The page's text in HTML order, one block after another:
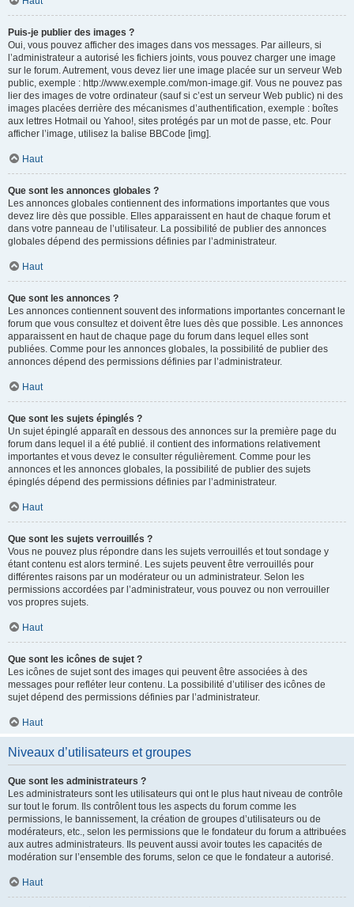
Puis-je publier des images ?
Oui, vous pouvez afficher des images dans vos messages. Par ailleurs, si
l’administrateur a autorisé les fichiers joints, vous pouvez charger une image
sur le forum. Autrement, vous devez lier une image placée sur un serveur Web
public, exemple : http://www.exemple.com/mon-image.gif. Vous ne pouvez pas
lier des images de votre ordinateur (sauf si c’est un serveur Web public) ni des
images placées derrière des mécanismes d’authentification, exemple : boîtes
aux lettres Hotmail ou Yahoo!, sites protégés par un mot de passe, etc. Pour
afficher l’image, utilisez la balise BBCode [img].
Haut
Que sont les annonces globales ?
Les annonces globales contiennent des informations importantes que vous
devez lire dès que possible. Elles apparaissent en haut de chaque forum et
dans votre panneau de l’utilisateur. La possibilité de publier des annonces
globales dépend des permissions définies par l’administrateur.
Haut
Que sont les annonces ?
Les annonces contiennent souvent des informations importantes concernant le
forum que vous consultez et doivent être lues dès que possible. Les annonces
apparaissent en haut de chaque page du forum dans lequel elles sont
publiées. Comme pour les annonces globales, la possibilité de publier des
annonces dépend des permissions définies par l’administrateur.
Haut
Que sont les sujets épinglés ?
Un sujet épinglé apparaît en dessous des annonces sur la première page du
forum dans lequel il a été publié. il contient des informations relativement
importantes et vous devez le consulter régulièrement. Comme pour les
annonces et les annonces globales, la possibilité de publier des sujets
épinglés dépend des permissions définies par l’administrateur.
Haut
Que sont les sujets verrouillés ?
Vous ne pouvez plus répondre dans les sujets verrouillés et tout sondage y
étant contenu est alors terminé. Les sujets peuvent être verrouillés pour
différentes raisons par un modérateur ou un administrateur. Selon les
permissions accordées par l’administrateur, vous pouvez ou non verrouiller
vos propres sujets.
Haut
Que sont les icônes de sujet ?
Les icônes de sujet sont des images qui peuvent être associées à des
messages pour refléter leur contenu. La possibilité d’utiliser des icônes de
sujet dépend des permissions définies par l’administrateur.
Haut
Niveaux d’utilisateurs et groupes
Que sont les administrateurs ?
Les administrateurs sont les utilisateurs qui ont le plus haut niveau de contrôle
sur tout le forum. Ils contrôlent tous les aspects du forum comme les
permissions, le bannissement, la création de groupes d’utilisateurs ou de
modérateurs, etc., selon les permissions que le fondateur du forum a attribuées
aux autres administrateurs. Ils peuvent aussi avoir toutes les capacités de
modération sur l’ensemble des forums, selon ce que le fondateur a autorisé.
Haut